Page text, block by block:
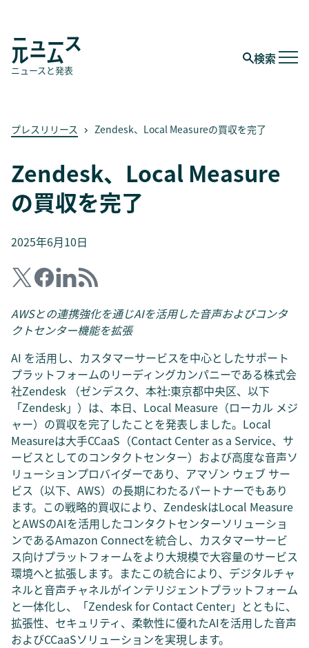
ニュース
ルーム
ニュースと発表
検索
プレスリリース Zendesk、Local Measureの買収を完了
Zendesk、Local Measure
の買収を完了
2025年6月10日
AWSとの連携強化を通じAIを活用した音声およびコンタ
クトセンター機能を拡張
AI を活用し、カスタマーサービスを中心としたサポート
プラットフォームのリーディングカンパニーである株式会
社Zendesk （ゼンデスク、本社:東京都中央区、以下
「Zendesk」）は、本日、Local Measure（ローカル メジ
ャー）の買収を完了したことを発表しました。Local
Measureは大手CCaaS（Contact Center as a Service、サ
ービスとしてのコンタクトセンター）および高度な音声ソ
リューションプロバイダーであり、アマゾン ウェブ サー
ビス（以下、AWS）の長期にわたるパートナーでもあり
ます。この戦略的買収により、ZendeskはLocal Measure
とAWSのAIを活用したコンタクトセンターソリューショ
ンであるAmazon Connectを統合し、カスタマーサービ
ス向けプラットフォームをより大規模で大容量のサービス
環境へと拡張します。またこの統合により、デジタルチャ
ネルと音声チャネルがインテリジェントプラットフォーム
と一体化し、「Zendesk for Contact Center」とともに、
拡張性、セキュリティ、柔軟性に優れたAIを活用した音声
およびCCaaSソリューションを実現します。